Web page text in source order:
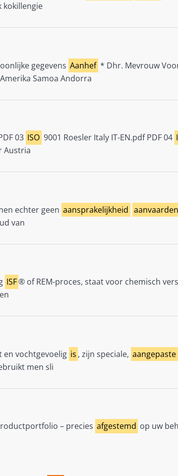
kokillengie
gegevens Aanhef * Dhr. Mevrouw
Amerika Samoa Andorra
03 ISO 9001 Roesler Italy IT-EN.pdf PDF 04
Austria
echter geen aansprakelijkheid aanvaarden
van
ISF® of REM-proces, staat voor chemisch
en vochtgevoelig is , zijn speciale, aangepaste
men sli
– precies afgestemd op uw